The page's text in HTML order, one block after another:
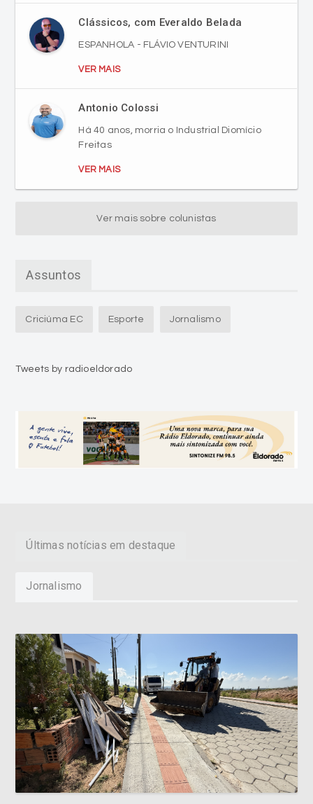
Clássicos, com Everaldo Belada
ESPANHOLA - FLÁVIO VENTURINI
VER MAIS
Antonio Colossi
Há 40 anos, morria o Industrial Diomício
Freitas
VER MAIS
Ver mais sobre colunistas
Assuntos
Criciúma EC Esporte Jornalismo
Tweets by radioeldorado
Últimas notícias em destaque
Jornalismo